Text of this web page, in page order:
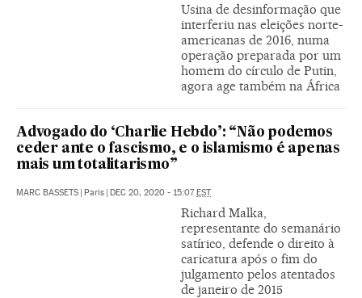
Usina de desinformação que
interferiu nas eleições norte-
americanas de 2016, numa
operação preparada por um
homem do círculo de Putin,
agora age também na África
Advogado do ‘Charlie Hebdo’: “Não podemos
ceder ante o fascismo, e o islamismo é apenas
mais um totalitarismo”
MARC BASSETS | Paris | DEC 20, 2020 - 15:07EST
Richard Malka,
representante do semanário
satírico, defende o direito à
caricatura após o fim do
julgamento pelos atentados
de janeiro de 2015